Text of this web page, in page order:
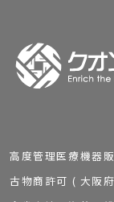
高度管理医療機器
古物商許可 ( 大阪